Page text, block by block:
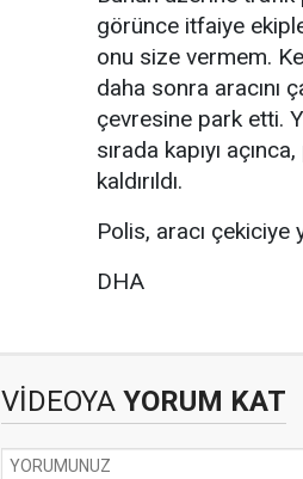
görünce itfaiye
onu size vermem.
daha sonra aracını
çevresine park etti.
sırada kapıyı
kaldırıldı.
Polis, aracı
DHA
VİDEOYA YORUM KAT